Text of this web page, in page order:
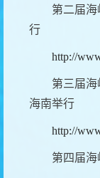
第二届
行
http://
第三届
海南举行
http://
第四届